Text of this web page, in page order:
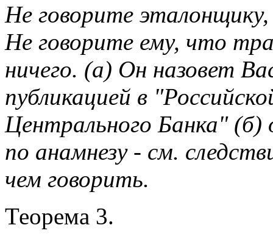
Не говорите
Не говорите ему, что
ничего. (а) Он назовет
публикацией в
Центрального Банка" (б)
по анамнезу - см.
чем говорить.
Теорема 3.